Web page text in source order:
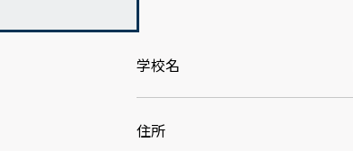
学校名
住所